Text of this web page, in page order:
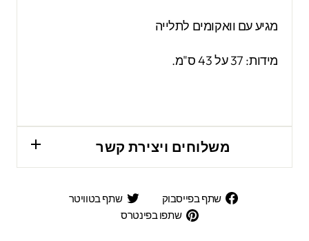
מגיע עם וואקומים לתלייה
מידות: 37 על 43 ס"מ.
משלוחים ויצירת קשר
שתף בפייסבוק
שתף
בפייסבוק
שתף בטוויטר
שתפו בפינטרס